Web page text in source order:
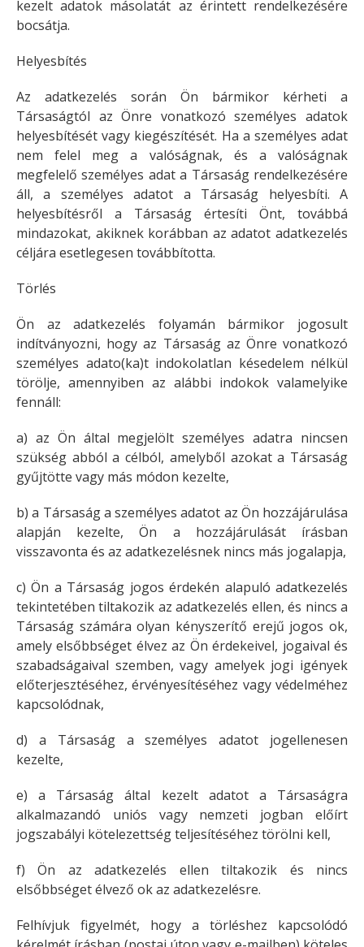
kezelt adatok másolatát az érintett rendelkezésére
bocsátja.
Helyesbítés
Az adatkezelés során Ön bármikor kérheti a
Társaságtól az Önre vonatkozó személyes adatok
helyesbítését vagy kiegészítését. Ha a személyes adat
nem felel meg a valóságnak, és a valóságnak
megfelelő személyes adat a Társaság rendelkezésére
áll, a személyes adatot a Társaság helyesbíti. A
helyesbítésről a Társaság értesíti Önt, továbbá
mindazokat, akiknek korábban az adatot adatkezelés
céljára esetlegesen továbbította.
Törlés
Ön az adatkezelés folyamán bármikor jogosult
indítványozni, hogy az Társaság az Önre vonatkozó
személyes adato(ka)t indokolatlan késedelem nélkül
törölje, amennyiben az alábbi indokok valamelyike
fennáll:
a) az Ön által megjelölt személyes adatra nincsen
szükség abból a célból, amelyből azokat a Társaság
gyűjtötte vagy más módon kezelte,
b) a Társaság a személyes adatot az Ön hozzájárulása
alapján kezelte, Ön a hozzájárulását írásban
visszavonta és az adatkezelésnek nincs más jogalapja,
c) Ön a Társaság jogos érdekén alapuló adatkezelés
tekintetében tiltakozik az adatkezelés ellen, és nincs a
Társaság számára olyan kényszerítő erejű jogos ok,
amely elsőbbséget élvez az Ön érdekeivel, jogaival és
szabadságaival szemben, vagy amelyek jogi igények
előterjesztéséhez, érvényesítéséhez vagy védelméhez
kapcsolódnak,
d) a Társaság a személyes adatot jogellenesen
kezelte,
e) a Társaság által kezelt adatot a Társaságra
alkalmazandó uniós vagy nemzeti jogban előírt
jogszabályi kötelezettség teljesítéséhez törölni kell,
f) Ön az adatkezelés ellen tiltakozik és nincs
elsőbbséget élvező ok az adatkezelésre.
Felhívjuk figyelmét, hogy a törléshez kapcsolódó